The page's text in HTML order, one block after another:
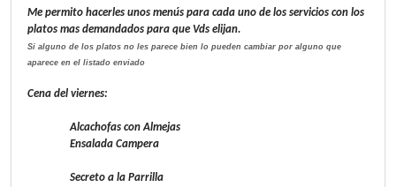
Me permito hacerles unos menús para cada uno de los servicios con los
platos mas demandados para que Vds elijan.
Si alguno de los platos no les parece bien lo pueden cambiar por alguno que
aparece en el listado enviado
Cena del viernes:
Alcachofas con Almejas
Ensalada Campera
Secreto a la Parrilla